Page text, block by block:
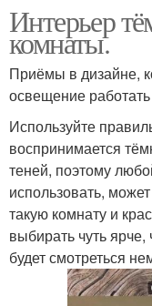
Интерьер
комнаты.
Приёмы в дизайне,
освещение
Используйте
воспринимается
теней, поэтому
использовать,
такую комнату и
выбирать чуть
будет смотреться